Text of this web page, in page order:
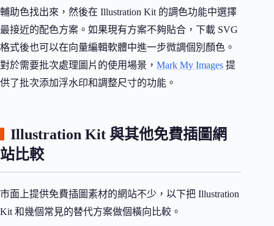
輔助色找出來，然後在 Illustration Kit 的調色功能中選擇
最接近的配色方案。如果現有方案不夠貼合，下載 SVG
格式後也可以在向量編輯軟體中進一步微調個別顏色。
對於需要批次處理圖片的使用場景， Mark My Images 提
供了批次添加浮水印和調整尺寸的功能。
Illustration Kit 與其他免費插圖網
站比較
市面上提供免費插圖素材的網站不少，以下把 Illustration
Kit 和幾個常見的替代方案做個橫向比較。